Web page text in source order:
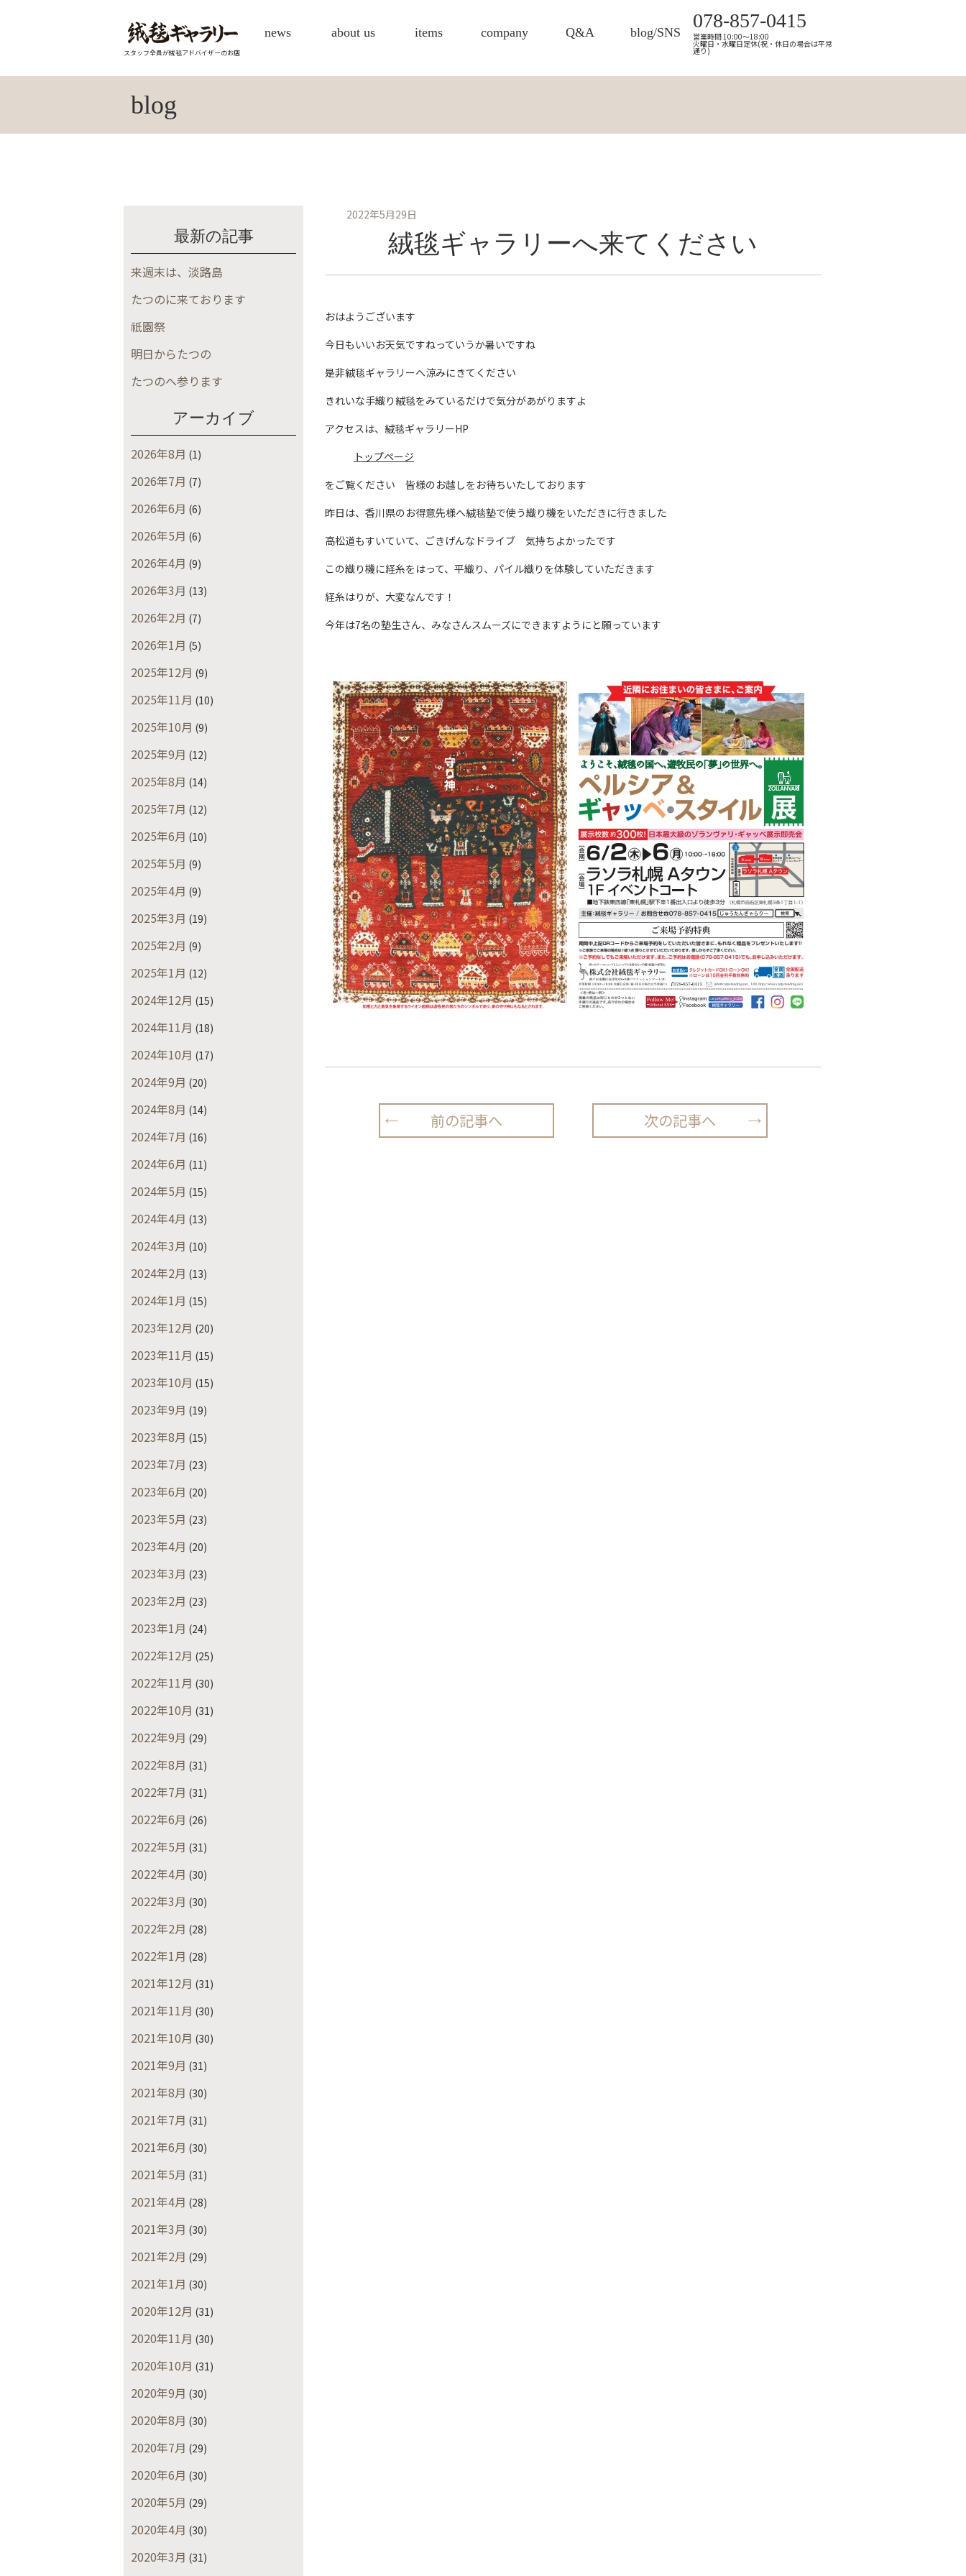
スタッフ全員が絨毯アドバイザーのお店
news about us items company Q&A blog/SNS
078-857-0415
営業時間 10:00～18:00
火曜日・水曜日定休(祝・休日の場合は平常
通り)
blog
最新の記事
来週末は、淡路島
たつのに来ております
祇園祭
明日からたつの
たつのへ参ります
アーカイブ
2026年8月 (1)
2026年7月 (7)
2026年6月 (6)
2026年5月 (6)
2026年4月 (9)
2026年3月 (13)
2026年2月 (7)
2026年1月 (5)
2025年12月 (9)
2025年11月 (10)
2025年10月 (9)
2025年9月 (12)
2025年8月 (14)
2025年7月 (12)
2025年6月 (10)
2025年5月 (9)
2025年4月 (9)
2025年3月 (19)
2025年2月 (9)
2025年1月 (12)
2024年12月 (15)
2024年11月 (18)
2024年10月 (17)
2024年9月 (20)
2024年8月 (14)
2024年7月 (16)
2024年6月 (11)
2024年5月 (15)
2024年4月 (13)
2024年3月 (10)
2024年2月 (13)
2024年1月 (15)
2023年12月 (20)
2023年11月 (15)
2023年10月 (15)
2023年9月 (19)
2023年8月 (15)
2023年7月 (23)
2023年6月 (20)
2023年5月 (23)
2023年4月 (20)
2023年3月 (23)
2023年2月 (23)
2023年1月 (24)
2022年12月 (25)
2022年11月 (30)
2022年10月 (31)
2022年9月 (29)
2022年8月 (31)
2022年7月 (31)
2022年6月 (26)
2022年5月 (31)
2022年4月 (30)
2022年3月 (30)
2022年2月 (28)
2022年1月 (28)
2021年12月 (31)
2021年11月 (30)
2021年10月 (30)
2021年9月 (31)
2021年8月 (30)
2021年7月 (31)
2021年6月 (30)
2021年5月 (31)
2021年4月 (28)
2021年3月 (30)
2021年2月 (29)
2021年1月 (30)
2020年12月 (31)
2020年11月 (30)
2020年10月 (31)
2020年9月 (30)
2020年8月 (30)
2020年7月 (29)
2020年6月 (30)
2020年5月 (29)
2020年4月 (30)
2020年3月 (31)
2022年5月29日
絨毯ギャラリーへ来てください
おはようございます
今日もいいお天気ですねっていうか暑いですね
是非絨毯ギャラリーへ涼みにきてください
きれいな手織り絨毯をみているだけで気分があがりますよ
アクセスは、絨毯ギャラリーHP
トップページ
をご覧ください 皆様のお越しをお待ちいたしております
昨日は、香川県のお得意先様へ絨毯塾で使う織り機をいただきに行きました
高松道もすいていて、ごきげんなドライブ 気持ちよかったです
この織り機に経糸をはって、平織り、パイル織りを体験していただきます
経糸はりが、大変なんです！
今年は7名の塾生さん、みなさんスムーズにできますようにと願っています
前の記事へ 次の記事へ